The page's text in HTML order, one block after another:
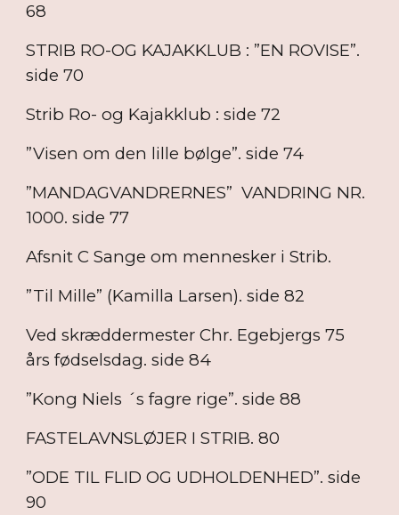
68
STRIB RO-OG KAJAKKLUB : ”EN ROVISE”.
side 70
Strib Ro- og Kajakklub : side 72
”Visen om den lille bølge”. side 74
”MANDAGVANDRERNES” VANDRING NR.
1000. side 77
Afsnit C Sange om mennesker i Strib.
”Til Mille” (Kamilla Larsen). side 82
Ved skræddermester Chr. Egebjergs 75
års fødselsdag. side 84
”Kong Niels ´s fagre rige”. side 88
FASTELAVNSLØJER I STRIB. 80
”ODE TIL FLID OG UDHOLDENHED”. side
90